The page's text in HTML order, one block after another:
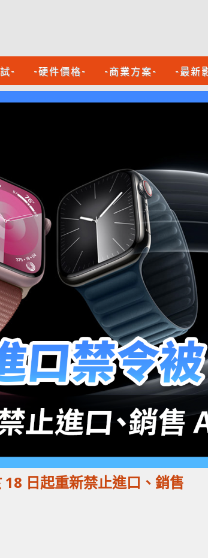
- -硬件價格- -商業方案- -最新
日起重新禁止進口、銷售